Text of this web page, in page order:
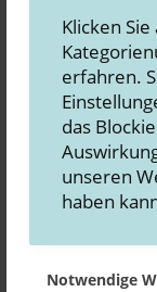
Klicken
erfahren.
das
unseren
haben
Notwendige
Unse­re 5
für 2026!
5. Dezem­ber
Es ist wie­der
auf die
wei­sen.
neu­en
man schnell